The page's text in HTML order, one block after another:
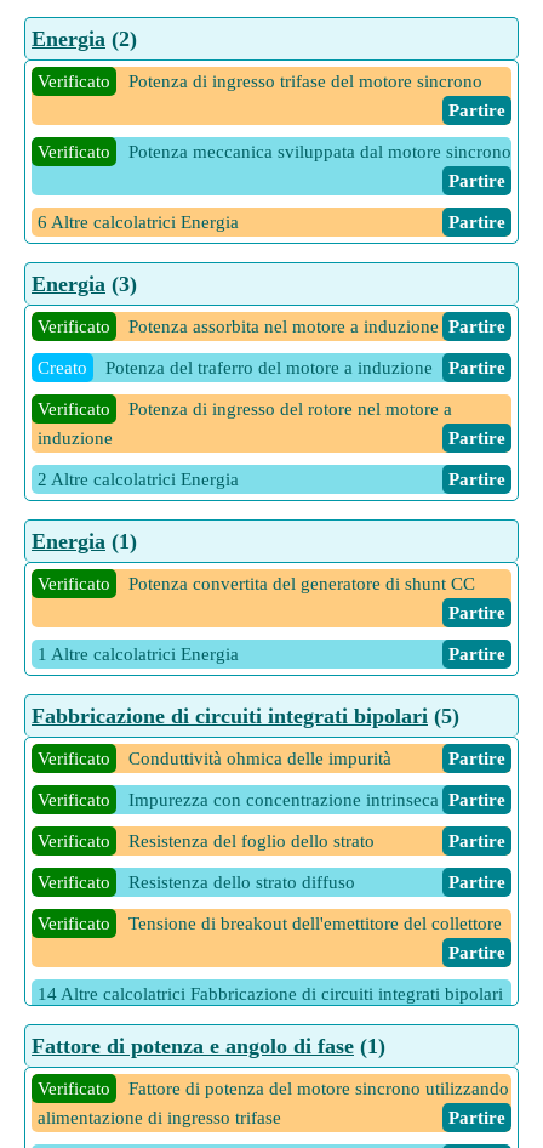
Energia (2)
Verificato
Potenza di ingresso trifase del motore sincrono
Partire
Verificato
Potenza meccanica sviluppata dal motore sincrono
Partire
6 Altre calcolatrici Energia Partire
Energia (3)
Verificato Potenza assorbita nel motore a induzione Partire
Creato Potenza del traferro del motore a induzione Partire
Verificato
Potenza di ingresso del rotore nel motore a
induzione
Partire
2 Altre calcolatrici Energia Partire
Energia (1)
Verificato
Potenza convertita del generatore di shunt CC
Partire
1 Altre calcolatrici Energia Partire
Fabbricazione di circuiti integrati bipolari (5)
Verificato Conduttività ohmica delle impurità Partire
Verificato Impurezza con concentrazione intrinseca Partire
Verificato Resistenza del foglio dello strato Partire
Verificato Resistenza dello strato diffuso Partire
Verificato
Tensione di breakout dell'emettitore del collettore
Partire
14 Altre calcolatrici Fabbricazione di circuiti integrati bipolari
Partire
Fattore di potenza e angolo di fase (1)
Verificato
Fattore di potenza del motore sincrono utilizzando
alimentazione di ingresso trifase
Partire